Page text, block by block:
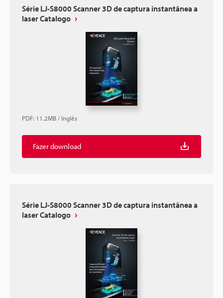
Série LJ-S8000 Scanner 3D de captura instantânea a
laser Catalogo
PDF: 11.2MB/Inglês
Fazer download
Série LJ-S8000 Scanner 3D de captura instantânea a
laser Catalogo